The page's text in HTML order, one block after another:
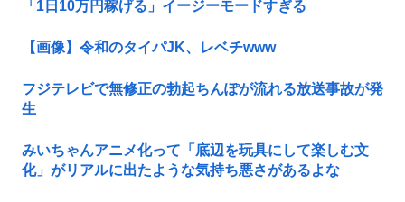
「1日10万円稼げる」イージーモードすぎる
【画像】令和のタイパJK、レベチwww
フジテレビで無修正の勃起ちんぽが流れる放送事故が発
生
みいちゃんアニメ化って「底辺を玩具にして楽しむ文
化」がリアルに出たような気持ち悪さがあるよな